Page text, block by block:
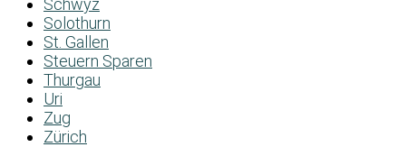
Schwyz
Solothurn
St. Gallen
Steuern Sparen
Thurgau
Uri
Zug
Zürich